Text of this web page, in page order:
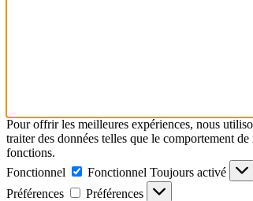
Pour offrir les meilleures expériences, nous
traiter des données telles que le comportement
fonctions.
Fonctionnel
Fonctionnel Toujours activé
Préférences
Préférences